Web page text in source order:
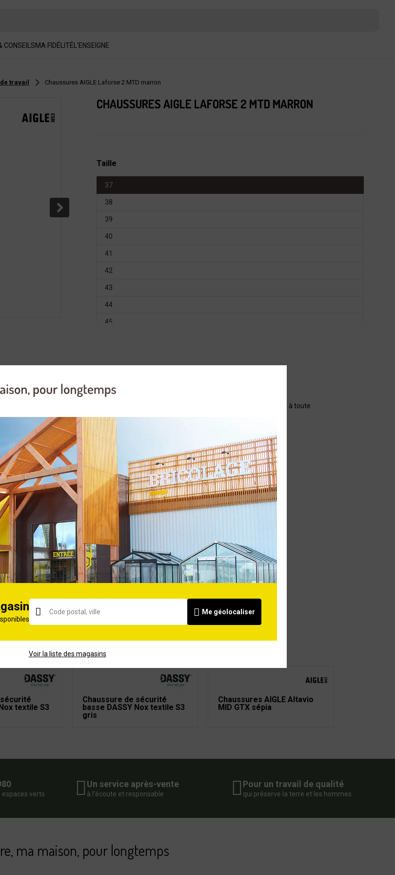
CONSEILSMA FIDÉLITÉL'ENSEIGNE
travail Chaussures AIGLE Laforse 2 MTD marron
CHAUSSURES AIGLE LAFORSE 2 MTD MARRON
Taille
37
38
39
40
41
42
43
44
45
en cuir pleine fleur est membrané MTD. Etanche et respirant il apporte robustesse et confort à toute
randonnée vous accompagneront parfaitement en haute montagne.
Croûte de cuir
Marron
Caoutchouc
Croûte de cuir de vache et polyamide
Haute
Mixte
2 ans
textile S3
Chaussure de sécurité
basse DASSY Nox textile S3
gris
Chaussures AIGLE Altavio
MID GTX sépia
verts
Un service après-vente
à l’écoute et responsable
Pour un travail de qualité
qui préserve la terre et les hommes
ma maison, pour longtemps
Me géolocaliser
Voir la liste des magasins